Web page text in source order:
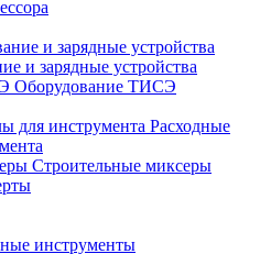
и зарядные устройства
Оборудование ТИСЭ
Расходные
Строительные миксеры